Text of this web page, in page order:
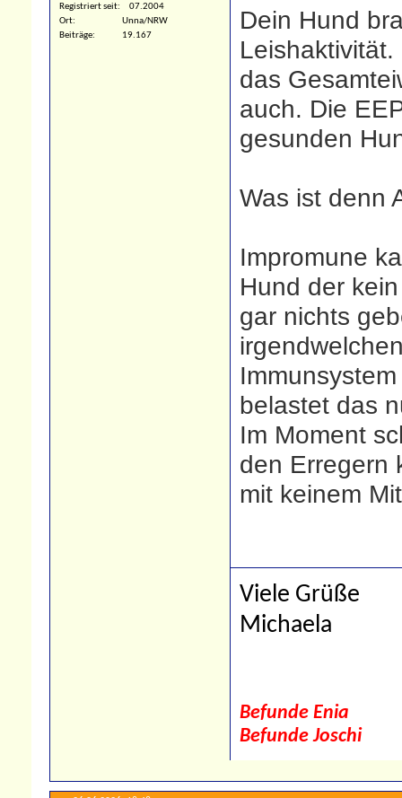
Registriert seit
07.2004
Ort
Unna/NRW
Beiträge
19.167
Dein Hund
das
auch. Die
gesunden
Was ist denn
Impromune
Hund der
gar nichts
belastet das
Im Moment
den Erregern
mit keinem
Viele Grüße
Michaela
Befunde Enia
Befunde Joschi